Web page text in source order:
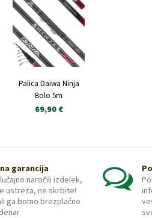
Palica Daiwa Ninja
Bolo 5m
69,90 €
garancija
naročili izdelek,
ustreza, ne skrbite!
ga bomo brezplačno